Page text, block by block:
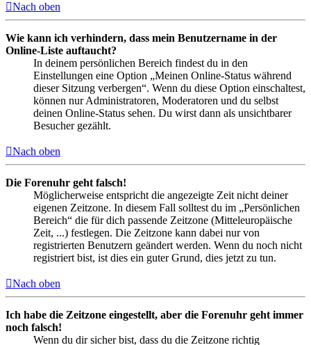
Nach oben
Wie kann ich verhindern, dass mein Benutzername in der
Online-Liste auftaucht?
In deinem persönlichen Bereich findest du in den
Einstellungen eine Option „Meinen Online-Status während
dieser Sitzung verbergen“. Wenn du diese Option einschaltest,
können nur Administratoren, Moderatoren und du selbst
deinen Online-Status sehen. Du wirst dann als unsichtbarer
Besucher gezählt.
Nach oben
Die Forenuhr geht falsch!
Möglicherweise entspricht die angezeigte Zeit nicht deiner
eigenen Zeitzone. In diesem Fall solltest du im „Persönlichen
Bereich“ die für dich passende Zeitzone (Mitteleuropäische
Zeit, ...) festlegen. Die Zeitzone kann dabei nur von
registrierten Benutzern geändert werden. Wenn du noch nicht
registriert bist, ist dies ein guter Grund, dies jetzt zu tun.
Nach oben
Ich habe die Zeitzone eingestellt, aber die Forenuhr geht immer
noch falsch!
Wenn du dir sicher bist, dass du die Zeitzone richtig